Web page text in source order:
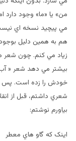
من» يا «ما» وجود
مي پيچيد نسخه اي
هم به همين دليل بوجود
زياد مي کنم. چون
بيشتر مي دهد شعر « آب
خودش را زده است. پس
شعري داشتم، قبل از
بياورم نوشتم:
اينک که گاو هاي معطر